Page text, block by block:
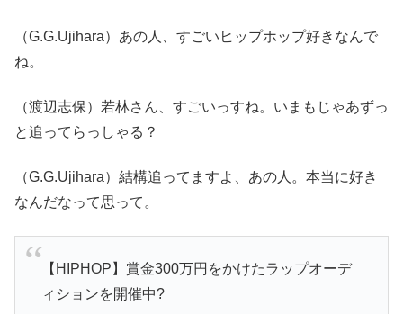
（G.G.Ujihara）あの人、すごいヒップホップ好きなんで
ね。
（渡辺志保）若林さん、すごいっすね。いまもじゃあずっ
と追ってらっしゃる？
（G.G.Ujihara）結構追ってますよ、あの人。本当に好き
なんだなって思って。
【HIPHOP】賞金300万円をかけたラップオーデ
ィションを開催中?